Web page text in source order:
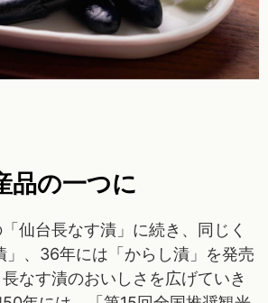
品の一つに
仙台長なす漬」に続き、同じく
」、36年には「からし漬」を発売
なす漬のおいしさを広げていき